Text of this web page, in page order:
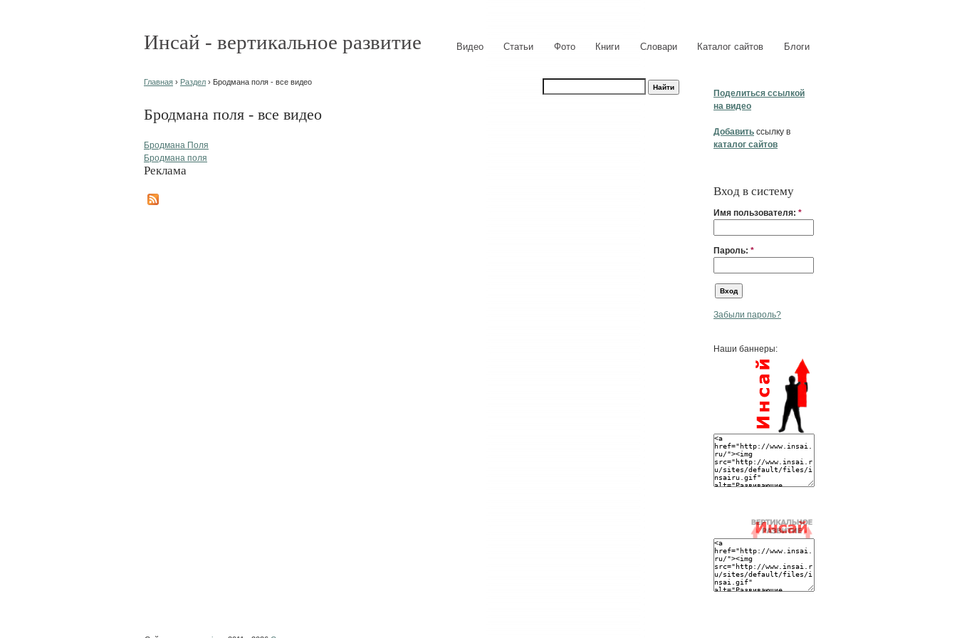
Инсай - вертикальное развитие Видео Статьи Фото Книги Словари Каталог сайтов Блоги
Поделиться ссылкой
на видео
Добавить ссылку в
каталог сайтов
Вход в систему
Имя пользователя: *
Пароль: *
Забыли пароль?
Наши баннеры:
Главная › Раздел › Бродмана поля - все видео
Бродмана поля - все видео
Бродмана Поля
Бродмана поля
Реклама